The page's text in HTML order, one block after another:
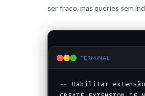
ser fraco, mas queries sem
TERMINAL
-- Habilitar extensão